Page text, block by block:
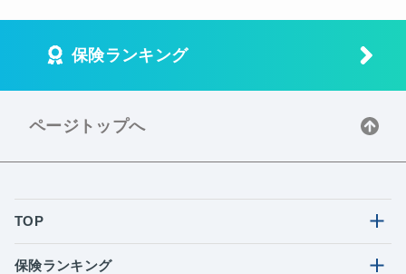
保険ランキング
ページトップへ
TOP
保険ランキング